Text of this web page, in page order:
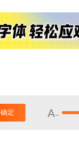
确定